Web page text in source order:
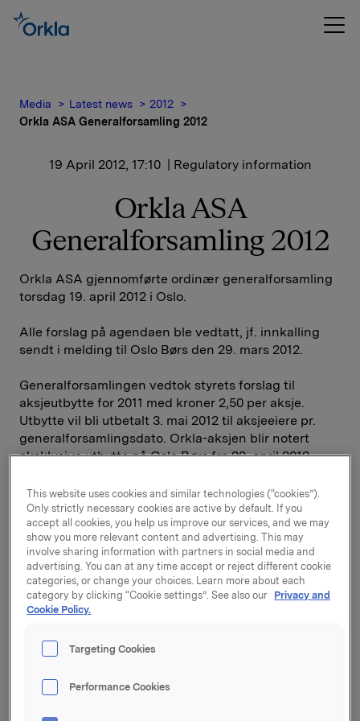
Media Latest news
2012
Orkla ASA Generalforsamling 2012
19 April 2012, 17:10 | Regulatory information
Orkla ASA
Generalforsamling 2012
Orkla ASA gjennomførte ordinær generalforsamling
torsdag 19. april 2012 i Oslo.
Alle forslag på agendaen ble vedtatt, jf. innkalling
sendt i melding til Oslo Børs den 29. mars 2012.
Generalforsamlingen vedtok styrets forslag til
aksjeutbytte for 2011 med kroner 2,50 per aksje.
Utbytte vil bli utbetalt 3. mai 2012 til aksjeeiere pr.
generalforsamlingsdato. Orkla-aksjen blir notert
eksklusive utbytte på Oslo Børs fra 20. april 2012.
Generalforsamlingen traff deretter følgende vedtak:
1. Generalforsamlingen vedtok å nedsette selskapets
aksjekapital ved sletting av egne aksjer:
«Generalforsamlingen i Orkla ASA beslutter å
nedsette aksjekapitalen med kr 12.500.000 fra kr
1.286.163.712,50 til kr 1.273.663.712,50 ved å innløse
Antall aksjer i selskapet reduseres fra 1.028.930.970
sletting av egne aksjer. »
This website uses cookies and similar technologies (“cookies”).
Only strictly necessary cookies are active by default. If you
accept all cookies, you help us improve our services, and we may
show you more relevant content and advertising. This may
involve sharing information with partners in social media and
advertising. You can at any time accept or reject different cookie
categories, or change your choices. Learn more about each
category by clicking “Cookie settings”. See also our Privacy and
Cookie Policy.
Targeting Cookies
Performance Cookies